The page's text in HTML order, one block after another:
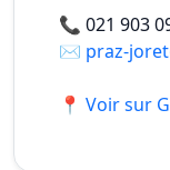
📞 021 903
✉️ praz-
📍 Voir sur